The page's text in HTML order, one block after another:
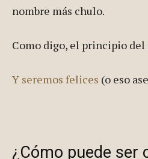
nombre más chulo.
Como digo, el principio del
Y seremos felices (o eso
¿Cómo puede ser